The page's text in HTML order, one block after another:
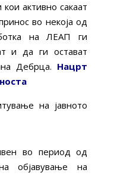
активно сакаат
во некоја од
на ЛЕАП ги
и да ги остават
Дебрца. Нацрт
на јавното
во период од
објавување на